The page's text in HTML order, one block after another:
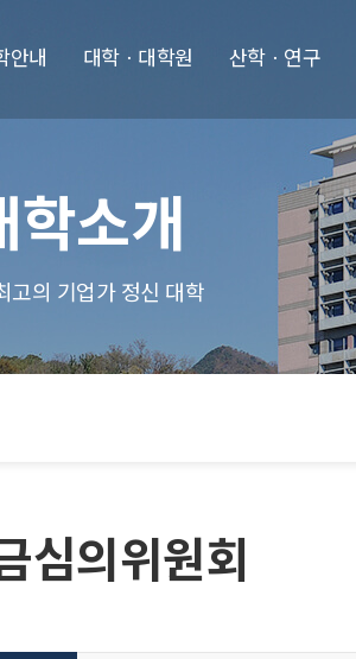
안내 대학ㆍ대학원 산학ㆍ연구
학소개
고의 기업가 정신 대학
심의위원회